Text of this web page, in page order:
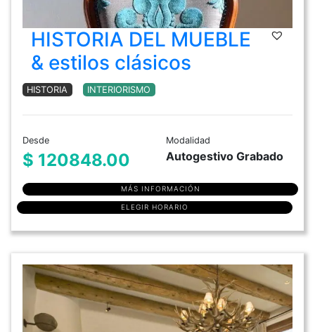
HISTORIA DEL MUEBLE
& estilos clásicos
HISTORIA INTERIORISMO
Desde
$ 120848.00
Modalidad
Autogestivo Grabado
MÁS INFORMACIÓN
ELEGIR HORARIO